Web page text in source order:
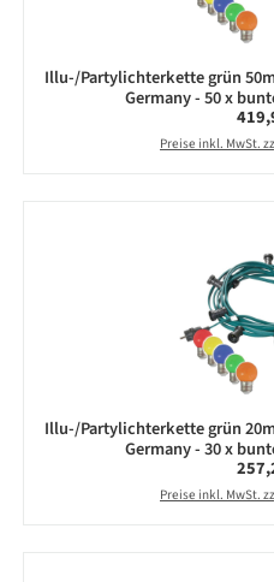
Illu-/Partylichterkette grün
Germany - 50 x
Preise inkl. MwSt.
Illu-/Partylichterkette grün
Germany - 30 x
Preise inkl. MwSt.